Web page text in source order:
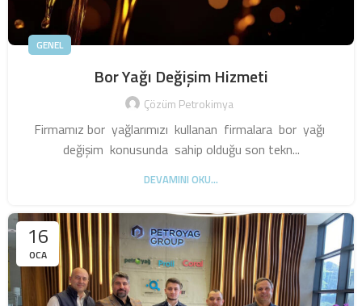
GENEL
Bor Yağı Değişim Hizmeti
Çözüm Petrokimya
Firmamız bor yağlarımızı kullanan firmalara bor yağı
değişim konusunda sahip olduğu son tekn...
DEVAMINI OKU...
16
OCA